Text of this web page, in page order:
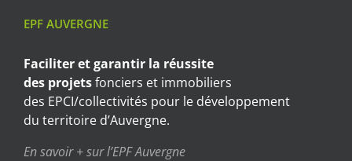
EPF AUVERGNE
Faciliter et garantir la réussite
des projetsfonciers et immobiliers
des EPCI/collectivités pour le développement
du territoire d’Auvergne.
En savoir + sur l’EPF Auvergne